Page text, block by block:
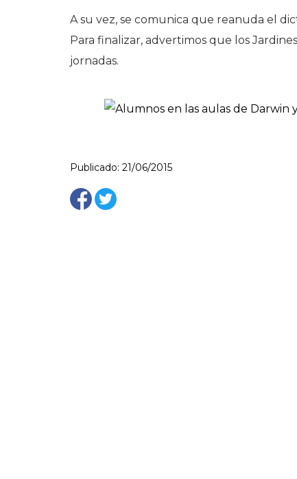
A su vez, se comunica que reanuda el
Para finalizar, advertimos que los
jornadas.
Publicado: 21/06/2015